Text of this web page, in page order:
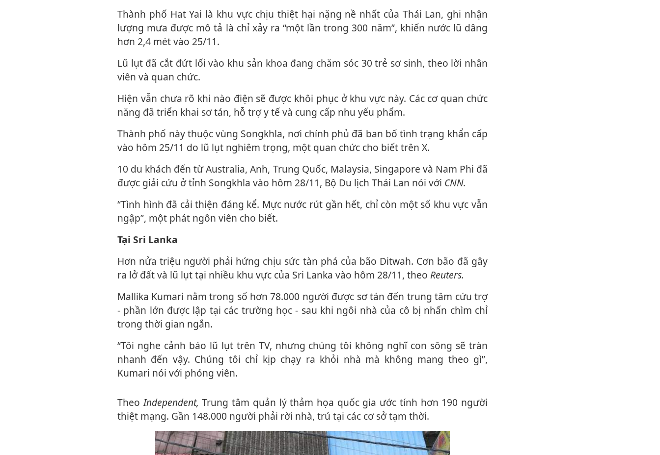
Thành phố Hat Yai là khu vực chịu thiệt hại nặng nề nhất của Thái Lan, ghi nhận
lượng mưa được mô tả là chỉ xảy ra “một lần trong 300 năm”, khiến nước lũ dâng
hơn 2,4 mét vào 25/11.
Lũ lụt đã cắt đứt lối vào khu sản khoa đang chăm sóc 30 trẻ sơ sinh, theo lời nhân
viên và quan chức.
Hiện vẫn chưa rõ khi nào điện sẽ được khôi phục ở khu vực này. Các cơ quan chức
năng đã triển khai sơ tán, hỗ trợ y tế và cung cấp nhu yếu phẩm.
Thành phố này thuộc vùng Songkhla, nơi chính phủ đã ban bố tình trạng khẩn cấp
vào hôm 25/11 do lũ lụt nghiêm trọng, một quan chức cho biết trên X.
10 du khách đến từ Australia, Anh, Trung Quốc, Malaysia, Singapore và Nam Phi đã
được giải cứu ở tỉnh Songkhla vào hôm 28/11, Bộ Du lịch Thái Lan nói với CNN.
“Tình hình đã cải thiện đáng kể. Mực nước rút gần hết, chỉ còn một số khu vực vẫn
ngập”, một phát ngôn viên cho biết.
Tại Sri Lanka
Hơn nửa triệu người phải hứng chịu sức tàn phá của bão Ditwah. Cơn bão đã gây
ra lở đất và lũ lụt tại nhiều khu vực của Sri Lanka vào hôm 28/11, theo Reuters.
Mallika Kumari nằm trong số hơn 78.000 người được sơ tán đến trung tâm cứu trợ
- phần lớn được lập tại các trường học - sau khi ngôi nhà của cô bị nhấn chìm chỉ
trong thời gian ngắn.
“Tôi nghe cảnh báo lũ lụt trên TV, nhưng chúng tôi không nghĩ con sông sẽ tràn
nhanh đến vậy. Chúng tôi chỉ kịp chạy ra khỏi nhà mà không mang theo gì”,
Kumari nói với phóng viên.
TheoIndependent,Trung tâm quản lý thảm họa quốc gia ước tính hơn 190 người
thiệt mạng. Gần 148.000 người phải rời nhà, trú tại các cơ sở tạm thời.